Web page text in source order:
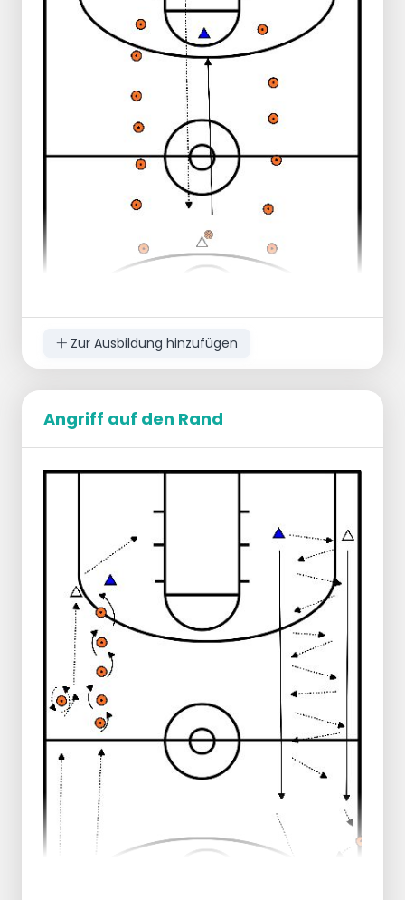
Nette Variante ist, dass sie innerhalb von 7 Mal 5
Punkte erzielen müssen -> sonst Liegestütze
oder Selbstmordläufe Achtung
: Kommunikation und schnelles Umschalten auf
Angriff ist wichtig!
Vorbereitung:
Stellen Sie Spielfiguren auf, um das Spielfeld
1 zu 1 Situation.
Spielen:
Verliert ein Spieler den Ball, wird der Ball
abgefangen, dann gibt es keinen 1-Tor-
Versuch.
Wird ein Treffer erzielt, geht der Angreifer
zurück in die Verteidigung.
Der erste Spieler in der Reihe geht dann ins
1v1 und geht nach dem Treffer zurück in die
Verteidigung.
Nach der Verteidigung kehrt er/sie an das
Ende der Reihe zurück.
Bei 10 Punkten hat eines der beiden Teams
gewonnen und das andere muss nach oben
laufen/schieben.
Zur Ausbildung hinzufügen
Angriff auf den Rand